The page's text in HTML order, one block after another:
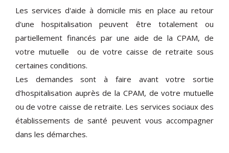
Les services d'aide à domicile mis en place au retour
d'une hospitalisation peuvent être totalement ou
partiellement financés par une aide de la CPAM, de
votre mutuelle ou de votre caisse de retraite sous
certaines conditions.
Les demandes sont à faire avant votre sortie
d'hospitalisation auprès de la CPAM, de votre mutuelle
ou de votre caisse de retraite. Les services sociaux des
établissements de santé peuvent vous accompagner
dans les démarches.